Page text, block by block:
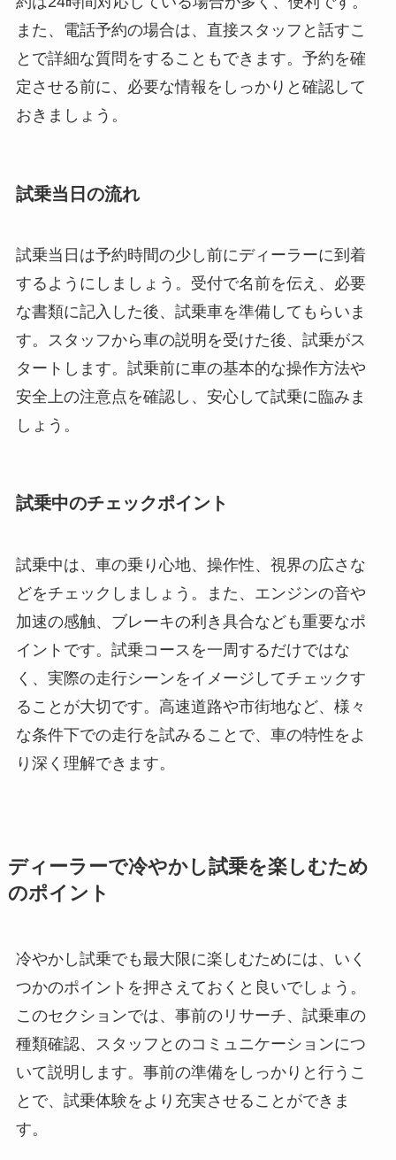
また、電話予約の場合は、直接スタッフと話すこ
とで詳細な質問をすることもできます。予約を確
定させる前に、必要な情報をしっかりと確認して
おきましょう。
試乗当日の流れ
試乗当日は予約時間の少し前にディーラーに到着
するようにしましょう。受付で名前を伝え、必要
な書類に記入した後、試乗車を準備してもらいま
す。スタッフから車の説明を受けた後、試乗がス
タートします。試乗前に車の基本的な操作方法や
安全上の注意点を確認し、安心して試乗に臨みま
しょう。
試乗中のチェックポイント
試乗中は、車の乗り心地、操作性、視界の広さな
どをチェックしましょう。また、エンジンの音や
加速の感触、ブレーキの利き具合なども重要なポ
イントです。試乗コースを一周するだけではな
く、実際の走行シーンをイメージしてチェックす
ることが大切です。高速道路や市街地など、様々
な条件下での走行を試みることで、車の特性をよ
り深く理解できます。
ディーラーで冷やかし試乗を楽しむため
のポイント
冷やかし試乗でも最大限に楽しむためには、いく
つかのポイントを押さえておくと良いでしょう。
このセクションでは、事前のリサーチ、試乗車の
種類確認、スタッフとのコミュニケーションにつ
いて説明します。事前の準備をしっかりと行うこ
とで、試乗体験をより充実させることができま
す。